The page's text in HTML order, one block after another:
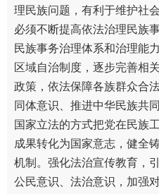
理民族问题，有利于维护社
必须不断提高依法治理民族
民族事务治理体系和治理能
区域自治制度，逐步完善相
政策，依法保障各族群众合
同体意识、推进中华民族共
国家立法的方式把党在民族
成果转化为国家意志，健全
机制。强化法治宣传教育，
公民意识、法治意识，加强